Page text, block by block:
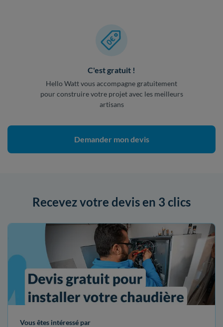
C'est gratuit !
Hello Watt vous accompagne gratuitement
pour construire votre projet avec les meilleurs
artisans
Demander mon devis
Recevez votre devis en 3 clics
Vous êtes intéressé par